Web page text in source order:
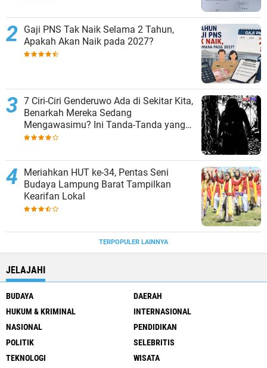
Gaji PNS Tak Naik Selama 2 Tahun,
Apakah Akan Naik pada 2027?
7 Ciri-Ciri Genderuwo Ada di Sekitar Kita,
Benarkah Mereka Sedang
Mengawasimu? Ini Tanda-Tanda yang
Sering Diabaikan
Meriahkan HUT ke-34, Pentas Seni
Budaya Lampung Barat Tampilkan
Kearifan Lokal
TERPOPULER LAINNYA
JELAJAHI
BUDAYA
DAERAH
HUKUM & KRIMINAL
INTERNASIONAL
NASIONAL
PENDIDIKAN
POLITIK
SELEBRITIS
TEKNOLOGI
WISATA